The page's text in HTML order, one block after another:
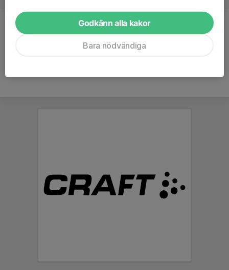
Ålder 12 år
Godkänn alla kakor
Bara nödvändiga